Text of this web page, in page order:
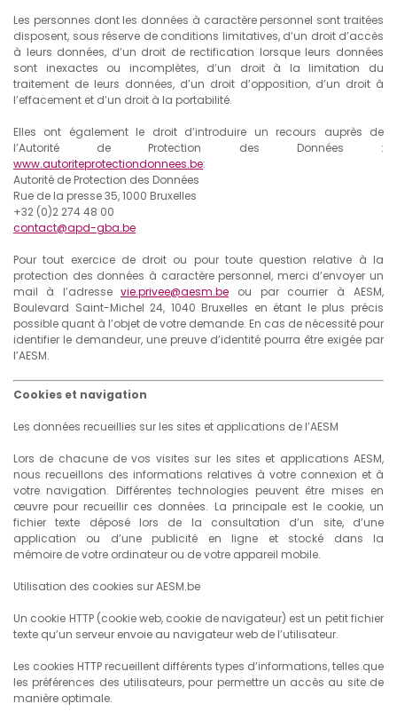
Les personnes dont les données à caractère personnel sont traitées
disposent, sous réserve de conditions limitatives, d’un droit d’accès
à leurs données, d’un droit de rectification lorsque leurs données
sont inexactes ou incomplètes, d’un droit à la limitation du
traitement de leurs données, d’un droit d’opposition, d’un droit à
l’effacement et d’un droit à la portabilité.
Elles ont également le droit d’introduire un recours auprès de
l’Autorité de Protection des Données :
www.autoriteprotectiondonnees.be:
Autorité de Protection des Données
Rue de la presse 35, 1000 Bruxelles
+32 (0)2 274 48 00
contact@apd-gba.be
Pour tout exercice de droit ou pour toute question relative à la
protection des données à caractère personnel, merci d’envoyer un
mail à l’adresse vie.privee@aesm.be ou par courrier à AESM,
Boulevard Saint-Michel 24, 1040 Bruxelles en étant le plus précis
possible quant à l’objet de votre demande. En cas de nécessité pour
identifier le demandeur, une preuve d’identité pourra être exigée par
l’AESM.
Cookies et navigation
Les données recueillies sur les sites et applications de l’AESM
Lors de chacune de vos visites sur les sites et applications AESM,
nous recueillons des informations relatives à votre connexion et à
votre navigation. Différentes technologies peuvent être mises en
œuvre pour recueillir ces données. La principale est le cookie, un
fichier texte déposé lors de la consultation d’un site, d’une
application ou d’une publicité en ligne et stocké dans la
mémoire de votre ordinateur ou de votre appareil mobile.
Utilisation des cookies sur AESM.be
Un cookie HTTP (cookie web, cookie de navigateur) est un petit fichier
texte qu’un serveur envoie au navigateur web de l’utilisateur.
Les cookies HTTP recueillent différents types d’informations, telles que
les préférences des utilisateurs, pour permettre un accès au site de
manière optimale.